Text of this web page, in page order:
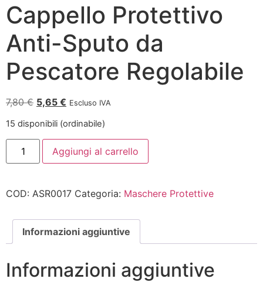
Cappello Protettivo
Anti-Sputo da
Pescatore Regolabile
7,80€ 5,65 € Escluso IVA
15 disponibili (ordinabile)
Aggiungi al carrello
COD: ASR0017 Categoria: Maschere Protettive
Informazioni aggiuntive
Informazioni aggiuntive